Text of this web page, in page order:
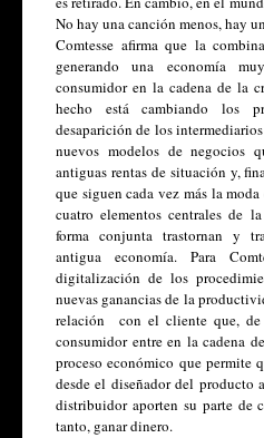
No hay una canción menos, hay
Comtesse afirma que la
generando una economía
consumidor en la cadena de la
hecho está cambiando los
desaparición de los
nuevos modelos de negocios
antiguas rentas de situación y,
que siguen cada vez más la
cuatro elementos centrales de
forma conjunta trastornan y
antigua economía. Para
digitalización de los
nuevas ganancias de la
relación  con el cliente que,
consumidor entre en la cadena
proceso económico que permite
desde el diseñador del producto
distribuidor aporten su parte de
tanto, ganar dinero.